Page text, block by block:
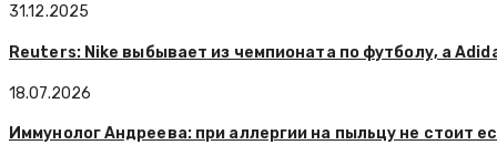
31.12.2025
Reuters: Nike выбывает из чемпионата по футболу, а
18.07.2026
Иммунолог Андреева: при аллергии на пыльцу не стоит